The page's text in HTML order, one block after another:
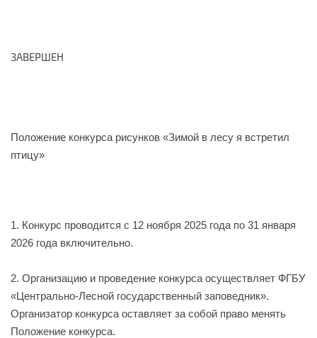
ЗАВЕРШЕН
Положение конкурса рисунков «Зимой в лесу я встретил
птицу»
1. Конкурс проводится с 12 ноября 2025 года по 31 января
2026 года включительно.
2. Организацию и проведение конкурса осуществляет ФГБУ
«Центрально-Лесной государственный заповедник».
Организатор конкурса оставляет за собой право менять
Положение конкурса.